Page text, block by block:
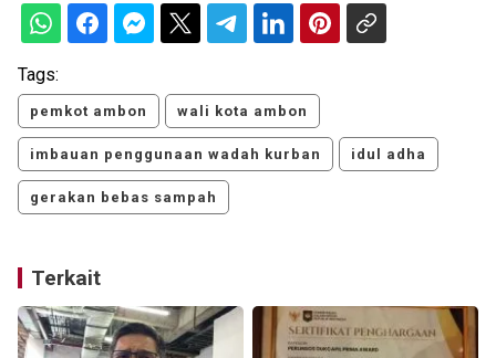
Tags:
pemkot ambon wali kota ambon
imbauan penggunaan wadah kurban idul adha
gerakan bebas sampah
Terkait